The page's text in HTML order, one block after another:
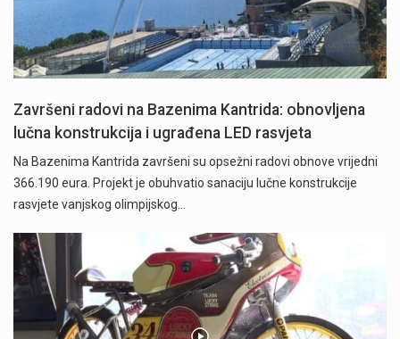
Završeni radovi na Bazenima Kantrida: obnovljena
lučna konstrukcija i ugrađena LED rasvjeta
Na Bazenima Kantrida završeni su opsežni radovi obnove vrijedni
366.190 eura. Projekt je obuhvatio sanaciju lučne konstrukcije
rasvjete vanjskog olimpijskog…